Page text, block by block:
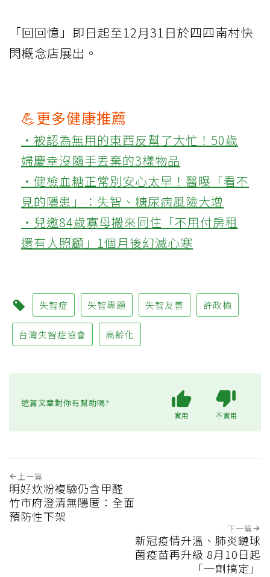
「回回憶」即日起至12月31日於四四南村快
閃概念店展出。
💪更多健康推薦
‧被認為無用的東西反幫了大忙！50歲
婦慶幸沒隨手丟棄的3樣物品
‧健檢血糖正常別安心太早！醫曝「看不
見的隱患」：失智、糖尿病風險大增
‧兒邀84歲寡母搬來同住「不用付房租
還有人照顧」1個月後幻滅心寒
失智症 失智專題 失智友善 許政榆
台灣失智症協會 高齡化
這篇文章對你有幫助嗎?
實用 不實用
上一篇
明好炊粉複驗仍含甲醛
竹市府澄清無隱匿：全面
預防性下架
下一篇
新冠疫情升溫、肺炎鏈球
菌疫苗再升級 8月10日起
「一劑搞定」